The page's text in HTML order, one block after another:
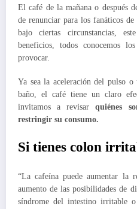
El café de la mañana o después
de renunciar para los fanáticos de
bajo ciertas circunstancias,
beneficios, todos conocemos
provocar.
Ya sea la aceleración del pulso
baño, el café tiene un claro
invitamos a revisarquiénes
restringir su consumo.
Si tienes colon
“La cafeína puede aumentar la
aumento de las posibilidades de
síndrome del intestino irritable